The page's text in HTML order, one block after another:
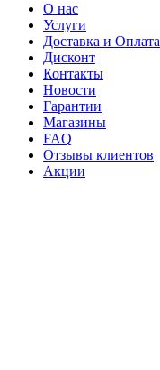
О нас
Услуги
Доставка и Оплата
Дисконт
Контакты
Новости
Гарантии
Магазины
FAQ
Отзывы клиентов
Акции